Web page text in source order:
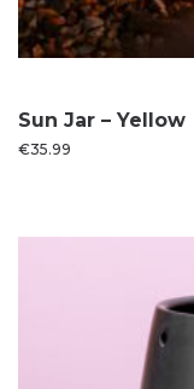
Sun Jar – Yellow
€35.99